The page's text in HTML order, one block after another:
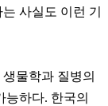
사실도 이런 기
물학과 질병의
능하다. 한국의